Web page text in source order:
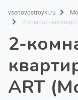
vsenovostroyki.ru
2-комнатные
2-
ART